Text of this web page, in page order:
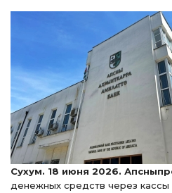
Сухум. 18 июня 2026.
денежных средств через кассы